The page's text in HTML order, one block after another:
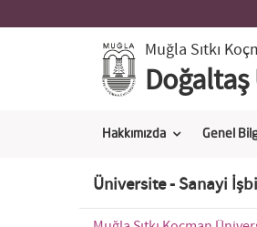
Muğla Sıtkı
Hakkımızda Genel
Üniversite - Sanayi